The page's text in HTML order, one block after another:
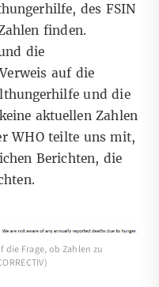
des FSIN
finden.
die
auf die
und die
aktuellen Zahlen
WHO teilte uns mit,
Berichten, die
die Frage, ob Zahlen zu